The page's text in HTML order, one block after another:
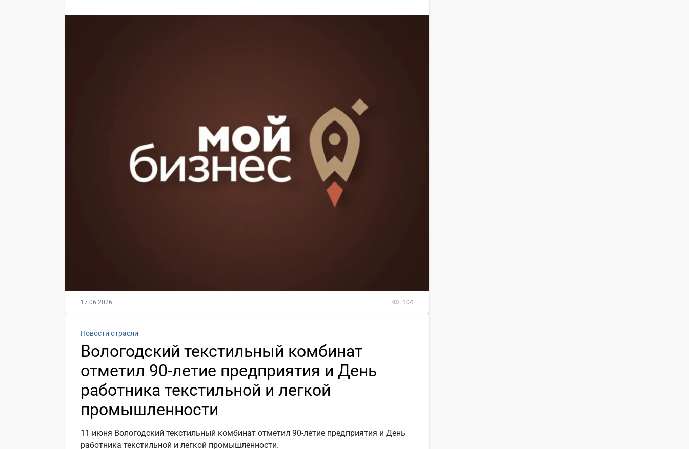
17.06.2026 104
Новости отрасли
Вологодский текстильный комбинат
отметил 90-летие предприятия и День
работника текстильной и легкой
промышленности
11 июня Вологодский текстильный комбинат отметил 90-летие предприятия и День
работника текстильной и легкой промышленности.